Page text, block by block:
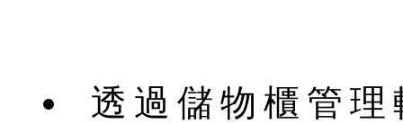
透過儲物櫃管